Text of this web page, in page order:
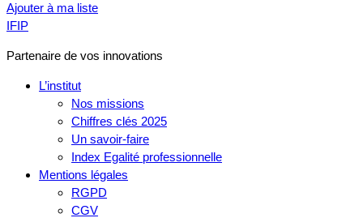
Ajouter à ma liste
IFIP
Partenaire de vos innovations
L’institut
Nos missions
Chiffres clés 2025
Un savoir-faire
Index Egalité professionnelle
Mentions légales
RGPD
CGV